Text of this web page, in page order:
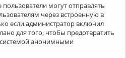
могут отправлять
через встроенную в
если администратор включил
для того, чтобы предотвратить
анонимными